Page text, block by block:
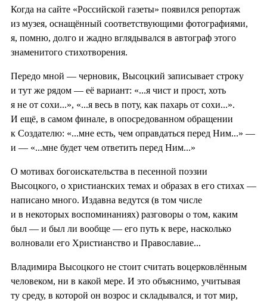
Когда на сайте «Российской газеты» появился репортаж
из музея, оснащённый соответствующими фотографиями,
я, помню, долго и жадно вглядывался в автограф этого
знаменитого стихотворения.
Передо мной — черновик, Высоцкий записывает строку
и тут же рядом — её вариант: «...я чист и прост, хоть
я не от сохи...», «...я весь в поту, как пахарь от сохи...».
И ещё, в самом финале, в опосредованном обращении
к Создателю: «...мне есть, чем оправдаться перед Ним...» —
и — «...мне будет чем ответить перед Ним...»
О мотивах богоискательства в песенной поэзии
Высоцкого, о христианских темах и образах в его стихах —
написано много. Издавна ведутся (в том числе
и в некоторых воспоминаниях) разговоры о том, каким
был — и был ли вообще — его путь к вере, насколько
волновали его Христианство и Православие...
Владимира Высоцкого не стоит считать воцерковлённым
человеком, ни в какой мере. И это объяснимо, учитывая
ту среду, в которой он возрос и складывался, и тот мир,